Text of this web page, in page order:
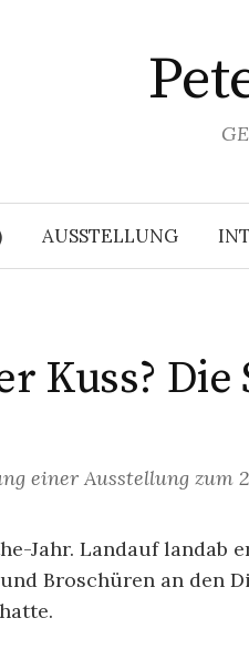
AUSSTELLUNG
Kuss?
einer Ausstellung zum
Jahr. Landauf
Broschüren an den